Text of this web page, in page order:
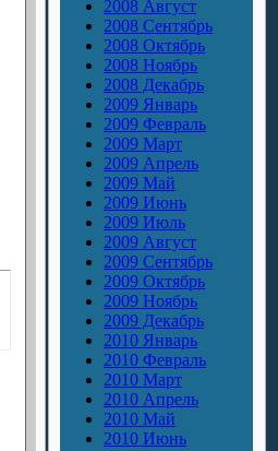
2008 Август
2008 Сентябрь
2008 Октябрь
2008 Ноябрь
2008 Декабрь
2009 Январь
2009 Февраль
2009 Март
2009 Апрель
2009 Май
2009 Июнь
2009 Июль
2009 Август
2009 Сентябрь
2009 Октябрь
2009 Ноябрь
2009 Декабрь
2010 Январь
2010 Февраль
2010 Март
2010 Апрель
2010 Май
2010 Июнь